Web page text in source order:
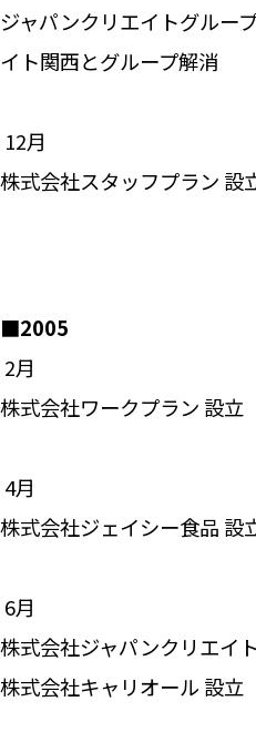
ジャパンクリエイトグルー
イト関西とグループ解消
―― 12月
株式会社スタッフプラン 設
■2005
―― 2月
株式会社ワークプラン 設立
―― 4月
株式会社ジェイシー食品 設
―― 6月
株式会社ジャパンクリエイ
株式会社キャリオール 設立